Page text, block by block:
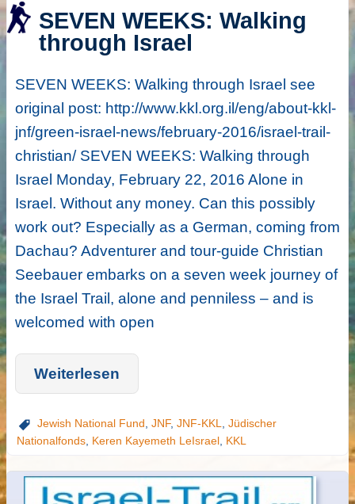
SEVEN WEEKS: Walking
through Israel
SEVEN WEEKS: Walking through Israel see
original post: http://www.kkl.org.il/eng/about-kkl-
jnf/green-israel-news/february-2016/israel-trail-
christian/ SEVEN WEEKS: Walking through
Israel Monday, February 22, 2016 Alone in
Israel. Without any money. Can this possibly
work out? Especially as a German, coming from
Dachau? Adventurer and tour-guide Christian
Seebauer embarks on a seven week journey of
the Israel Trail, alone and penniless – and is
welcomed with open
Weiterlesen
Jewish National Fund JNF, JNF-KKL
Jüdischer
Nationalfonds, Keren Kayemeth LeIsrael, KKL